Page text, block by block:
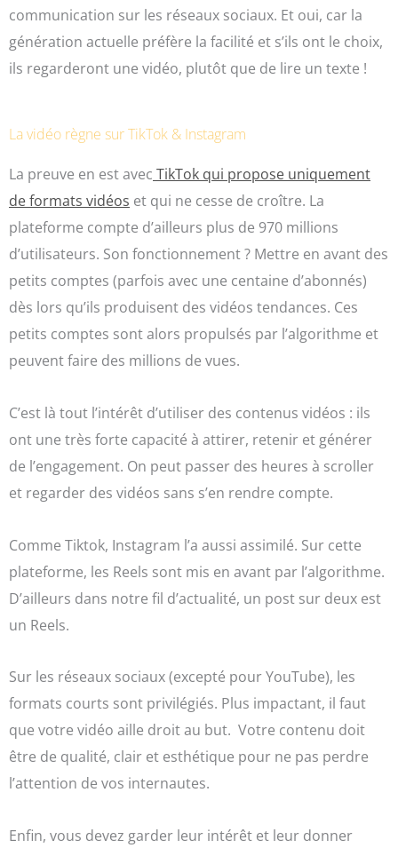
communication sur les réseaux sociaux. Et oui, car la
génération actuelle préfère la facilité et s’ils ont le choix,
ils regarderont une vidéo, plutôt que de lire un texte !
La vidéo règne sur TikTok & Instagram
La preuve en est avec TikTok qui propose uniquement
de formats vidéos et qui ne cesse de croître. La
plateforme compte d’ailleurs plus de 970 millions
d’utilisateurs. Son fonctionnement ? Mettre en avant des
petits comptes (parfois avec une centaine d’abonnés)
dès lors qu’ils produisent des vidéos tendances. Ces
petits comptes sont alors propulsés par l’algorithme et
peuvent faire des millions de vues.
C’est là tout l’intérêt d’utiliser des contenus vidéos : ils
ont une très forte capacité à attirer, retenir et générer
de l’engagement. On peut passer des heures à scroller
et regarder des vidéos sans s’en rendre compte.
Comme Tiktok, Instagram l’a aussi assimilé. Sur cette
plateforme, les Reels sont mis en avant par l’algorithme.
D’ailleurs dans notre fil d’actualité, un post sur deux est
un Reels.
Sur les réseaux sociaux (excepté pour YouTube), les
formats courts sont privilégiés. Plus impactant, il faut
que votre vidéo aille droit au but. Votre contenu doit
être de qualité, clair et esthétique pour ne pas perdre
l’attention de vos internautes.
Enfin, vous devez garder leur intérêt et leur donner